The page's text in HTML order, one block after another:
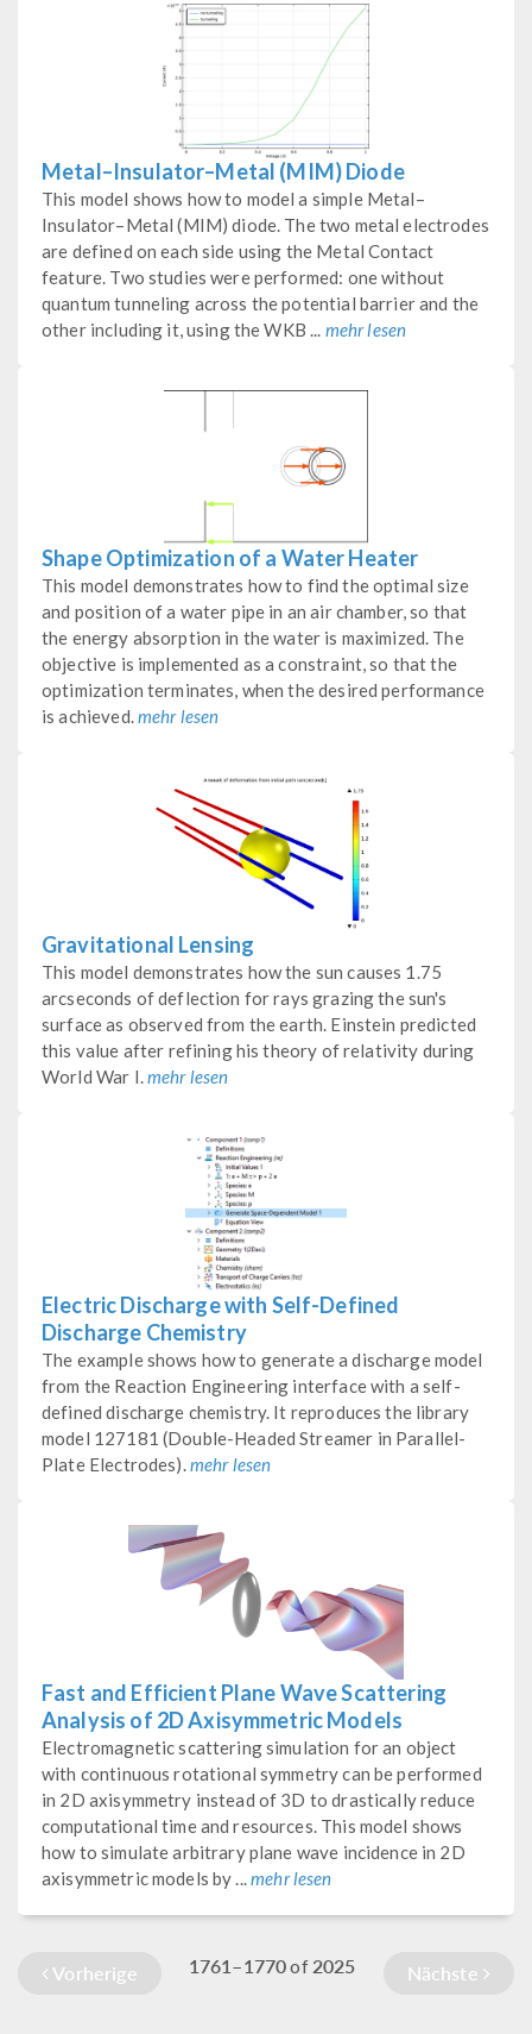
Metal–Insulator–Metal (MIM) Diode
This model shows how to model a simple Metal–
Insulator–Metal (MIM) diode. The two metal electrodes
are defined on each side using the Metal Contact
feature. Two studies were performed: one without
quantum tunneling across the potential barrier and the
other including it, using the WKB ... mehr lesen
Shape Optimization of a Water Heater
This model demonstrates how to find the optimal size
and position of a water pipe in an air chamber, so that
the energy absorption in the water is maximized. The
objective is implemented as a constraint, so that the
optimization terminates, when the desired performance
is achieved.mehr lesen
Gravitational Lensing
This model demonstrates how the sun causes 1.75
arcseconds of deflection for rays grazing the sun's
surface as observed from the earth. Einstein predicted
this value after refining his theory of relativity during
World War I.mehr lesen
Electric Discharge with Self-Defined
Discharge Chemistry
The example shows how to generate a discharge model
from the Reaction Engineering interface with a self-
defined discharge chemistry. It reproduces the library
model 127181 (Double-Headed Streamer in Parallel-
Plate Electrodes).mehr lesen
Fast and Efficient Plane Wave Scattering
Analysis of 2D Axisymmetric Models
Electromagnetic scattering simulation for an object
with continuous rotational symmetry can be performed
in 2D axisymmetry instead of 3D to drastically reduce
computational time and resources. This model shows
how to simulate arbitrary plane wave incidence in 2D
axisymmetric models by ...mehr lesen
Vorherige 1761–1770of2025 Nächste